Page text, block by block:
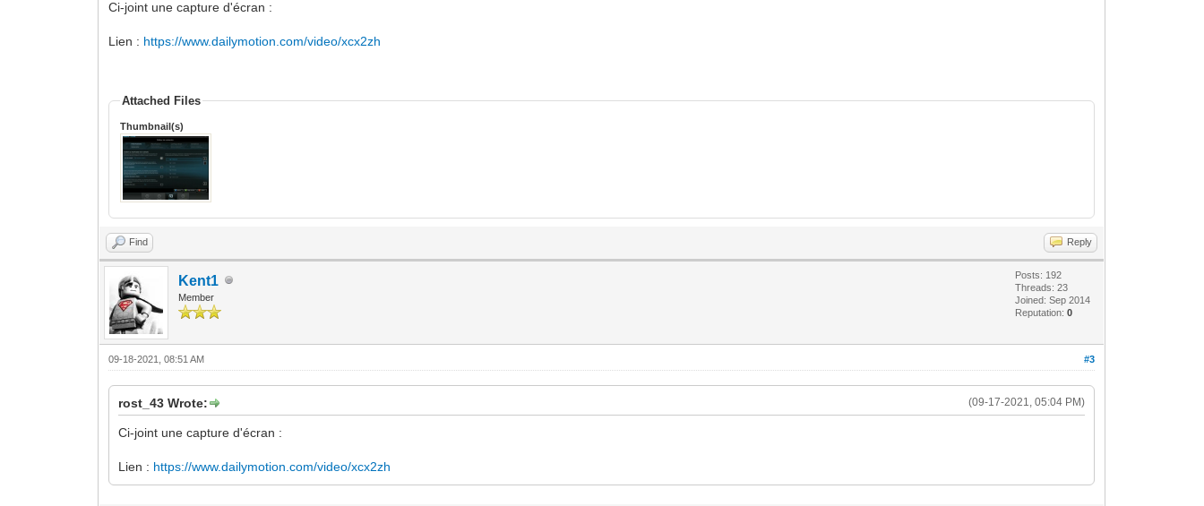
Ci-joint une capture d'écran :
Lien : https://www.dailymotion.com/video/xcx2zh
Attached Files
Thumbnail(s)
Find Reply
Kent1
Member
Posts: 192
Threads: 23
Joined: Sep 2014
Reputation:0
#3
09-18-2021, 08:51 AM
(09-17-2021, 05:04 PM)
rost_43 Wrote:
Ci-joint une capture d'écran :
Lien : https://www.dailymotion.com/video/xcx2zh